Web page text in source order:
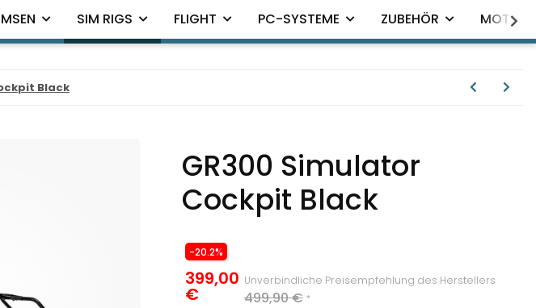
SIM RIGS FLIGHT PC-SYSTEME ZUBEHÖR MOTION
Black
GR300 Simulator
Cockpit Black
-20.2%
399,00
€
Unverbindliche Preisempfehlung des Herstellers
499,90 €*